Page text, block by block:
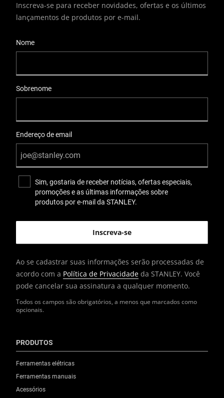
Todos os campos são obrigatórios, a menos que marcados como
opcionais.
Inscreva-se para receber novidades, ofertas e os últimos
lançamentos de produtos por e-mail.
Nome
Sobrenome
Endereço de email
Sim, gostaria de receber notícias, ofertas especiais,
promoções e as últimas informações sobre
produtos por e-mail da STANLEY.
Ao se cadastrar suas informações serão processadas de
acordo com a Política de Privacidade da STANLEY. Você
pode cancelar sua assinatura a qualquer momento.
PRODUTOS
Ferramentas elétricas
Ferramentas manuais
Acessórios